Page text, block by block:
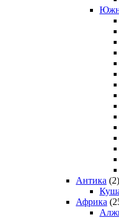
Антика (2)
Африка